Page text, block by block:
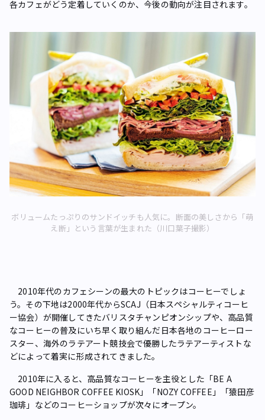
各カフェがどう定着していくのか、今後の動向が注目されます。
ボリュームたっぷりのサンドイッチも人気に。断面の美しさから「萌
え断」という言葉が生まれた（川口葉子撮影）
2010年代のカフェシーンの最大のトピックはコーヒーでしょ
う。その下地は2000年代からSCAJ（日本スペシャルティコーヒ
ー協会）が開催してきたバリスタチャンピオンシップや、高品質
なコーヒーの普及にいち早く取り組んだ日本各地のコーヒーロー
スター、海外のラテアート競技会で優勝したラテアーティストな
どによって着実に形成されてきました。
2010年に入ると、高品質なコーヒーを主役とした「BE A
GOOD NEIGHBOR COFFEE KIOSK」「NOZY COFFEE」「猿田彦
珈琲」などのコーヒーショップが次々にオープン。